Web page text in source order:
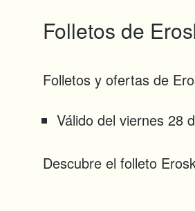
Folletos de
Folletos y ofertas de
Válido del viernes 28
Descubre el folleto